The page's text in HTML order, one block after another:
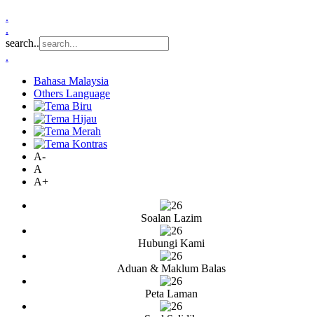
.
.
search..
.
Bahasa Malaysia
Others Language
A-
A
A+
Soalan Lazim
Hubungi Kami
Aduan & Maklum Balas
Peta Laman